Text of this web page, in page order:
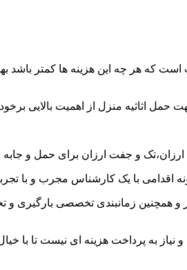
هر چه این هزینه ها کمتر باشد
اثاثیه منزل از اهمیت بالایی
و جفت ارزان برای حمل و جابه
اقدامی با یک کارشناس مجرب و با
زمانبندی تخصصی بارگیری و
به پرداخت هزینه ای نیست تا با